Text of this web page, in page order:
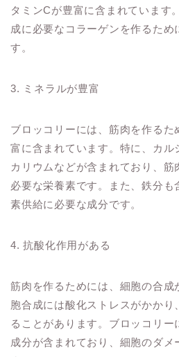
タミンCが豊富に含まれています
成に必要なコラーゲンを作るため
す。
3. ミネラルが豊富
ブロッコリーには、筋肉を作るた
富に含まれています。特に、カル
カリウムなどが含まれており、筋
必要な栄養素です。また、鉄分も
素供給に必要な成分です。
4. 抗酸化作用がある
筋肉を作るためには、細胞の合成
胞合成には酸化ストレスがかかり
ることがあります。ブロッコリー
成分が含まれており、細胞のダメ